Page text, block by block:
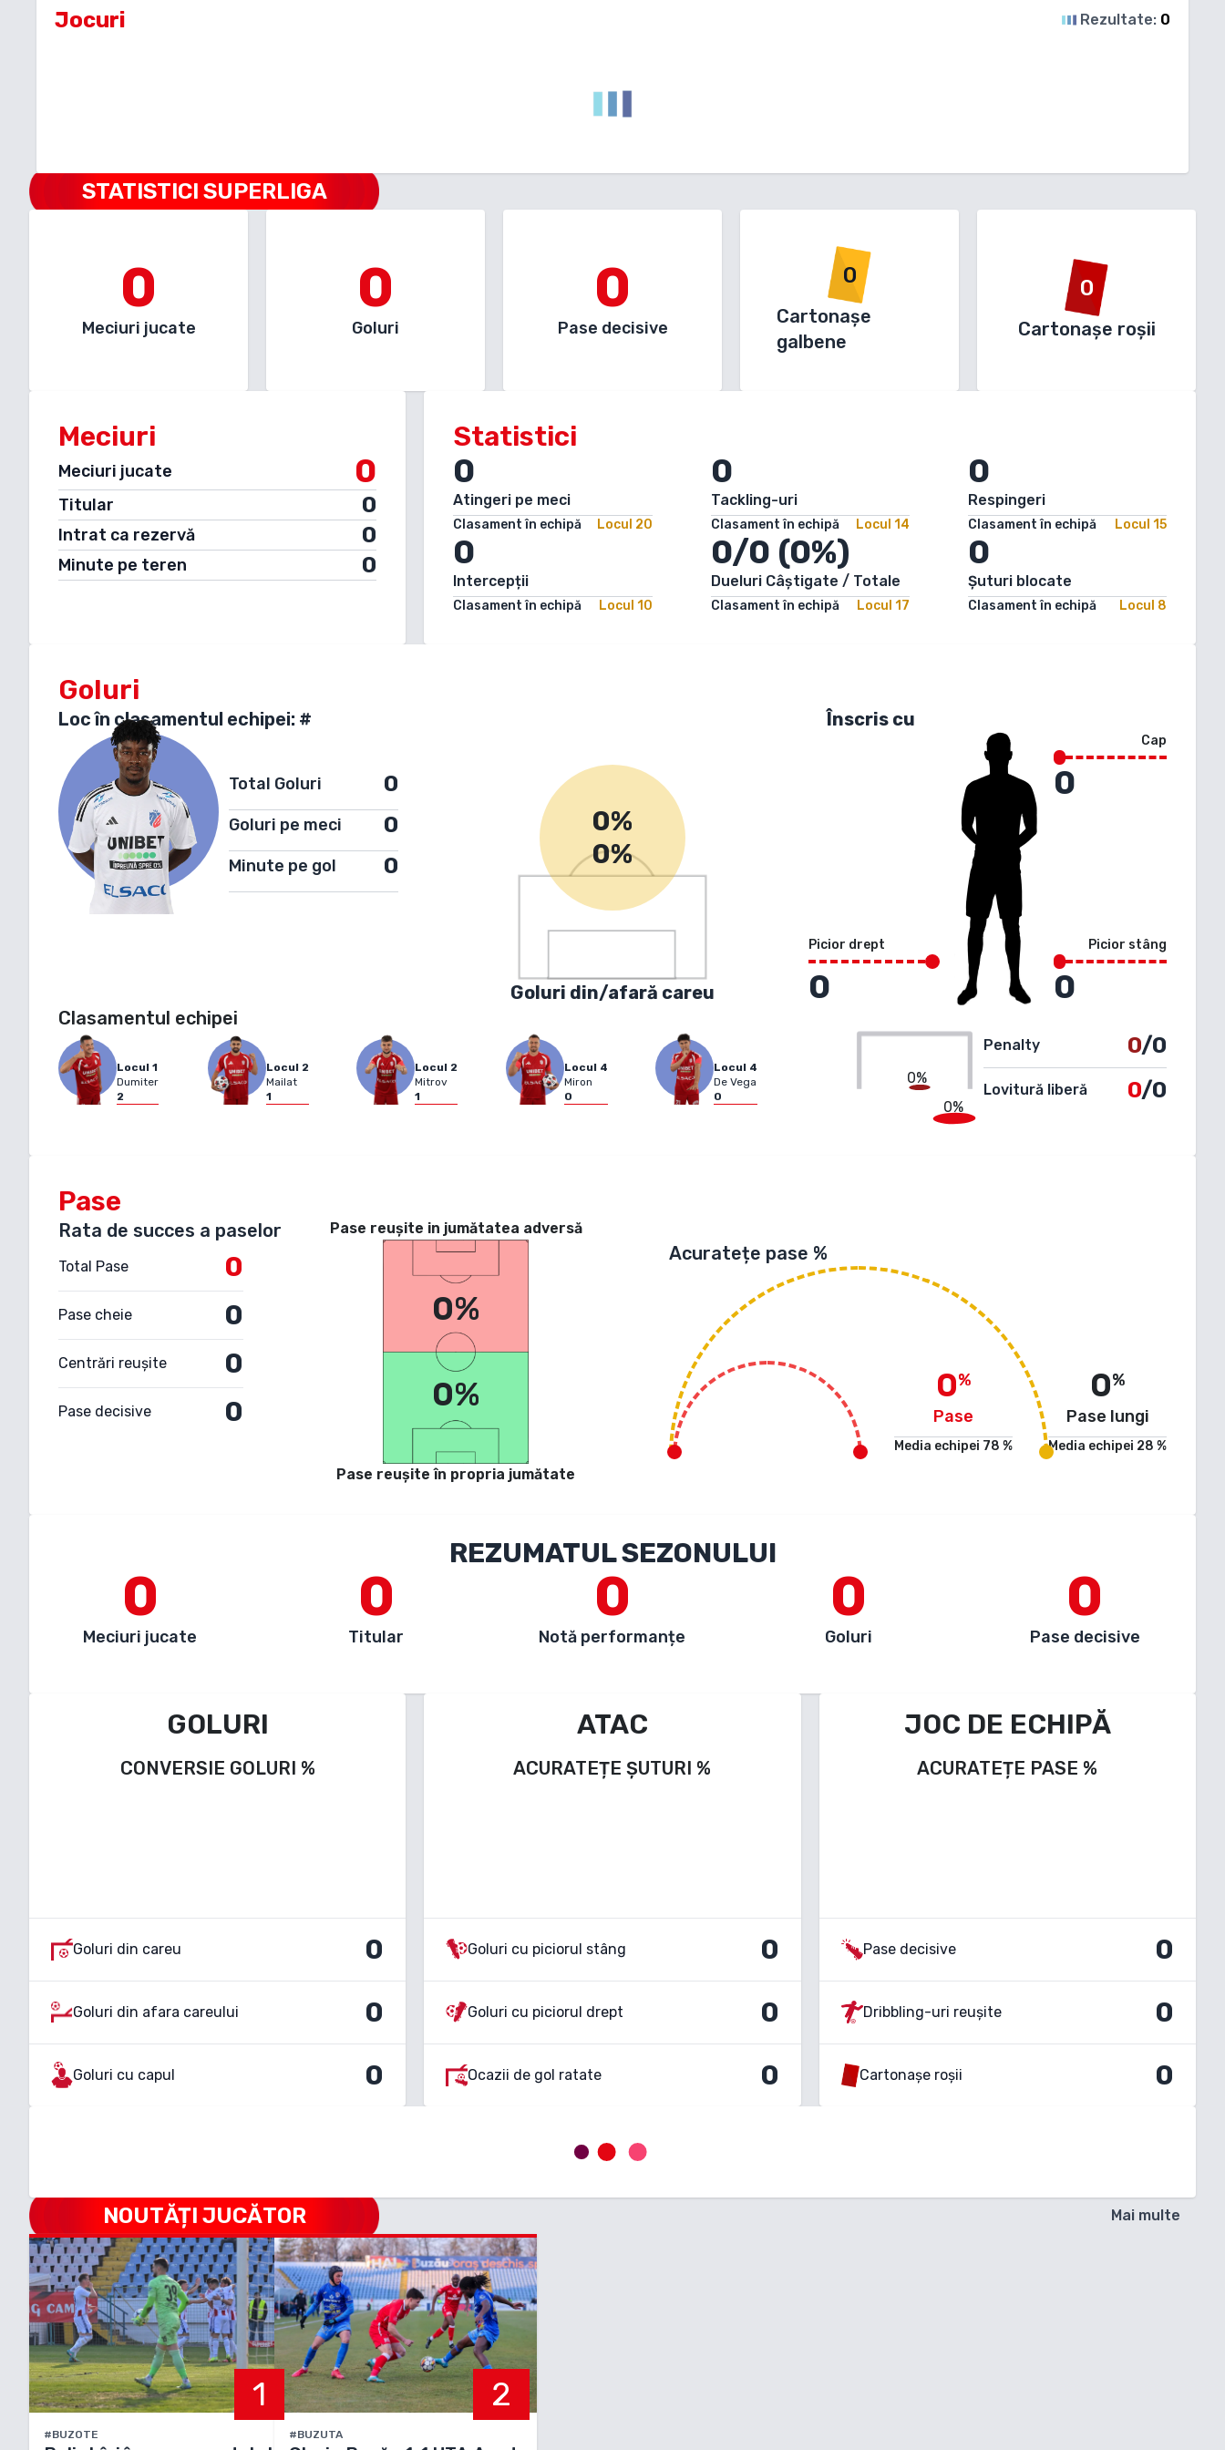
Jocuri Rezultate: 0
STATISTICI SUPERLIGA
0
Meciuri jucate
0
Goluri
0
Pase decisive
0
Cartonașe
galbene
0
Cartonașe roșii
Meciuri
Meciuri jucate 0
Titular 0
Intrat ca rezervă 0
Minute pe teren 0
Statistici
0
Atingeri pe meci
Clasament în echipă Locul 20
0
Tackling-uri
Clasament în echipă Locul 14
0
Respingeri
Clasament în echipă Locul 15
0
Intercepții
Clasament în echipă Locul 10
0/0 (0%)
Dueluri Câștigate / Totale
Clasament în echipă Locul 17
0
Șuturi blocate
Clasament în echipă Locul 8
Goluri
Loc în clasamentul echipei: #
Total Goluri 0
Goluri pe meci 0
Minute pe gol 0
0%
0%
Goluri din/afară careu
Înscris cu
Picior drept
0
Cap
0
Picior stâng
0
Clasamentul echipei
Locul 1
Dumiter
2
Locul 2
Mailat
1
Locul 2
Mitrov
1
Locul 4
Miron
0
Locul 4
De Vega
0
0%
0%
Penalty 0/0
Lovitură liberă 0/0
Pase
Rata de succes a paselor
Total Pase 0
Pase cheie 0
Centrări reușite 0
Pase decisive 0
Pase reușite in jumătatea adversă
0%
0%
Pase reușite în propria jumătate
Acuratețe pase %
0%
Pase
Media echipei 78 %
0%
Pase lungi
Media echipei 28 %
REZUMATUL SEZONULUI
0
Meciuri jucate
0
Titular
0
Notă performanțe
0
Goluri
0
Pase decisive
GOLURI
CONVERSIE GOLURI %
Goluri din careu 0
Goluri din afara careului 0
Goluri cu capul 0
ATAC
ACURATEȚE ȘUTURI %
Goluri cu piciorul stâng 0
Goluri cu piciorul drept 0
Ocazii de gol ratate 0
JOC DE ECHIPĂ
ACURATEȚE PASE %
Pase decisive 0
Dribbling-uri reușite 0
Cartonașe roșii 0
NOUTĂȚI JUCĂTOR Mai multe
1
#BUZOTE
2
#BUZUTA